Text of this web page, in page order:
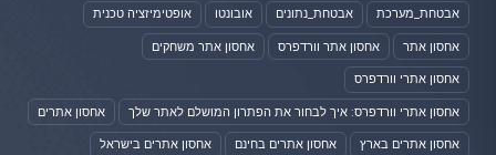
אבטחת_מערכת אבטחת_נתונים אובונטו אופטימיזציה טכנית
אחסון אתר אחסון אתר וורדפרס אחסון אתר משחקים
אחסון אתרי וורדפרס
אחסון אתרי וורדפרס: איך לבחור את הפתרון המושלם לאתר שלך אחסון אתרים
אחסון אתרים בארץ אחסון אתרים בחינם אחסון אתרים בישראל